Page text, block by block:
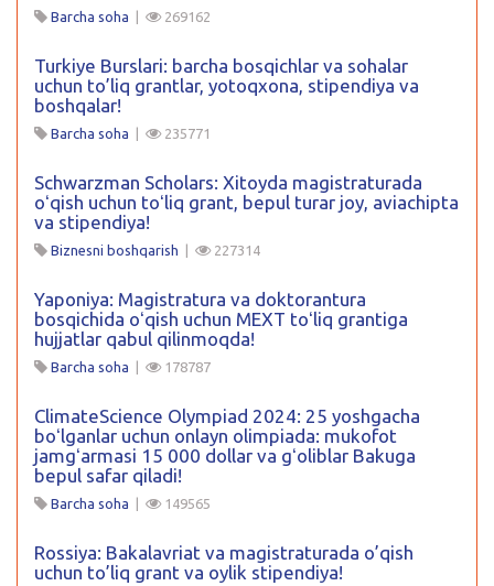
Barcha soha | 269162
Turkiye Burslari: barcha bosqichlar va sohalar
uchun to’liq grantlar, yotoqxona, stipendiya va
boshqalar!
Barcha soha | 235771
Schwarzman Scholars: Xitoyda magistraturada
oʻqish uchun toʻliq grant, bepul turar joy, aviachipta
va stipendiya!
Biznesni boshqarish | 227314
Yaponiya: Magistratura va doktorantura
bosqichida oʻqish uchun MEXT toʻliq grantiga
hujjatlar qabul qilinmoqda!
Barcha soha | 178787
ClimateScience Olympiad 2024: 25 yoshgacha
boʻlganlar uchun onlayn olimpiada: mukofot
jamgʻarmasi 15 000 dollar va gʻoliblar Bakuga
bepul safar qiladi!
Barcha soha | 149565
Rossiya: Bakalavriat va magistraturada o’qish
uchun to’liq grant va oylik stipendiya!